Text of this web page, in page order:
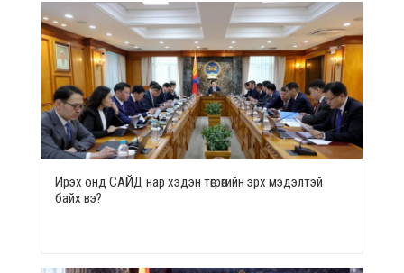
Ирэх онд САЙД нар хэдэн төгрөгийн эрх мэдэлтэй
байх вэ?